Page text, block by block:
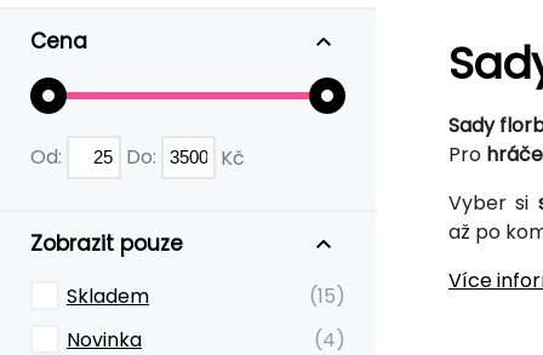
Cena
Od: Do: Kč
Zobrazit pouze
Skladem
(15)
Novinka
(4)
Sady
Pro hráče
Vyber si
až po
Více